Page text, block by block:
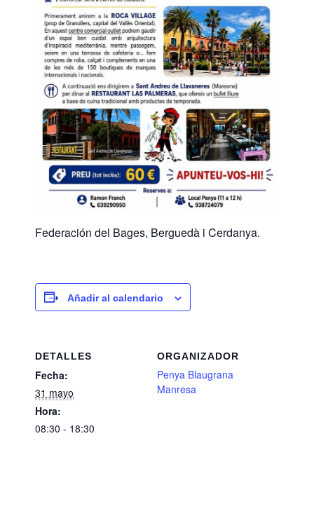
Federación del Bages, Berguedà i Cerdanya.
Añadir al calendario
DETALLES
Fecha:
31 mayo
Hora:
08:30 - 18:30
ORGANIZADOR
Penya Blaugrana
Manresa